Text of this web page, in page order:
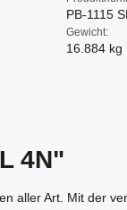
PB-1115
Gewicht:
16.884 kg
4N"
aller Art. Mit der